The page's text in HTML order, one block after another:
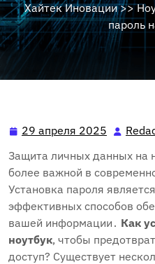
Хайтек Иновации>>
пароль
29 апреля 2025 29
Защита личных данных на
более важной в
Установка пароля
эффективных способов
вашей информации․ Как
ноутбук‚ чтобы
доступ? Существует